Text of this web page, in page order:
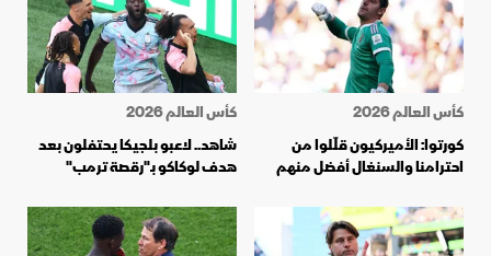
كأس العالم 2026
كورتوا: الأميركيون قلّلوا من
احترامنا والسنغال أفضل منهم
كأس العالم 2026
شاهد.. لاعبو بلجيكا يحتفلون بعد
هدف لوكاكو بـ"رقصة ترمب"